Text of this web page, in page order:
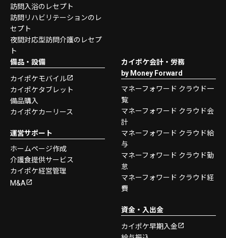
訪問入浴のレセプト
訪問リハビリテーションのレ
セプト
夜間対応型訪問介護のレセプ
ト
備品・設備
カイポケモバイル
カイポケタブレット
備品購入
カイポケカーリース
運営サポート
ホームページ作成
介護食提供サービス
カイポケ経営管理
M&A
カイポケ会計・労務
by Money Forward
マネーフォワード クラウド一
覧
マネーフォワード クラウド会
計
マネーフォワード クラウド給
与
マネーフォワード クラウド勤
怠
マネーフォワード クラウド経
費
資金・入出金
カイポケ早期入金